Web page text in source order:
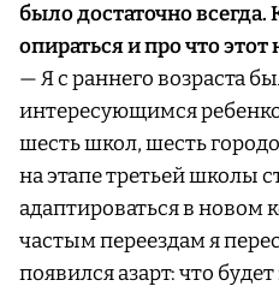
было достаточно всегда.
опираться и про что этот
— Я с раннего возраста
интересующимся
шесть школ, шесть
на этапе третьей школы
адаптироваться в новом
частым переездам я
появился азарт: что